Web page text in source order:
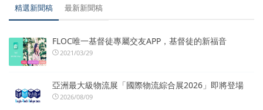
精選新聞稿 最新新聞稿
FLOC唯一基督徒專屬交友APP，基督徒的新福音
2021/03/29
亞洲最大級物流展「國際物流綜合展2026」即將登場
2026/08/09